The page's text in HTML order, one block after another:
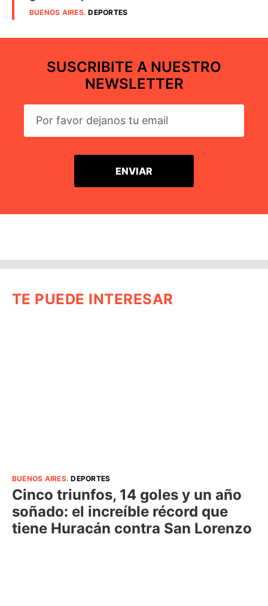
BUENOS AIRES.DEPORTES
SUSCRIBITE A NUESTRO
NEWSLETTER
TE PUEDE INTERESAR
BUENOS AIRES.DEPORTES
Cinco triunfos, 14 goles y un año
soñado: el increíble récord que
tiene Huracán contra San Lorenzo